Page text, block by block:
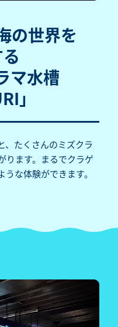
の世界を
マ水槽
」
、たくさんのミズクラ
ります。まるでクラゲ
な体験ができます。